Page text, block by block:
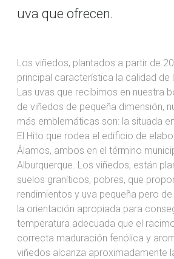
uva que ofrecen.
Los viñedos, plantados a partir de
principal característica la calidad de
Las uvas que recibimos en nuestra
de viñedos de pequeña dimensión,
más emblemáticas son: la situada
El Hito que rodea el edificio de
Álamos, ambos en el término
Alburquerque. Los viñedos, están
suelos graníticos, pobres, que
rendimientos y uva pequeña pero
la orientación apropiada para
temperatura adecuada que el
correcta maduración fenólica y
viñedos alcanza aproximadamente